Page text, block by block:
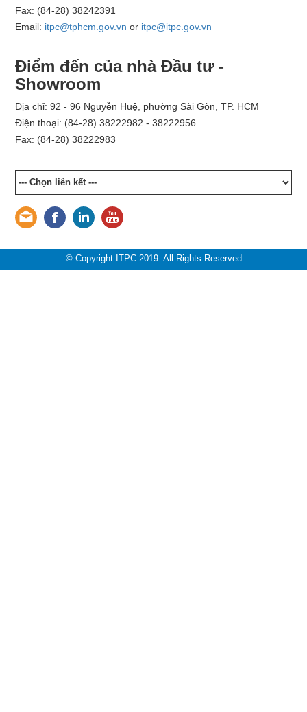
Fax: (84-28) 38242391
Email: itpc@tphcm.gov.vn or itpc@itpc.gov.vn
Điểm đến của nhà Đầu tư -
Showroom
Địa chỉ: 92 - 96 Nguyễn Huệ, phường Sài Gòn, TP. HCM
Điện thoại: (84-28) 38222982 - 38222956
Fax: (84-28) 38222983
© Copyright ITPC 2019. All Rights Reserved